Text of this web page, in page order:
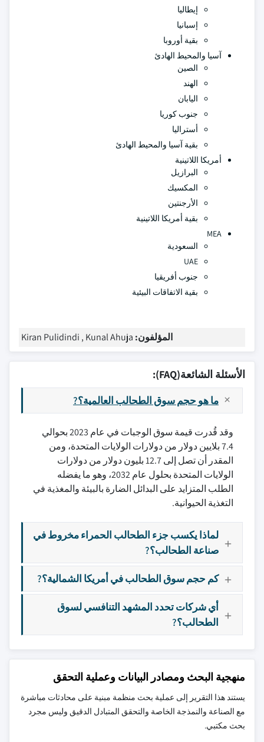
إيطاليا
إسبانيا
بقية أوروبا
آسيا والمحيط الهادئ
الصين
الهند
اليابان
جنوب كوريا
أستراليا
بقية آسيا والمحيط الهادئ
أمريكا اللاتينية
البرازيل
المكسيك
الأرجنتين
بقية أمريكا اللاتينية
MEA
السعودية
UAE
جنوب أفريقيا
بقية الاتفاقات البيئية
المؤلفون: Kiran Pulidindi , Kunal Ahuja
الأسئلة الشائعة(FAQ):
ما هو حجم سوق الطحالب العالمية؟?
وقد قُدرت قيمة سوق الوجبات في عام 2023 بحوالي
7.4 بلايين دولار من دولارات الولايات المتحدة، ومن
المقدر أن تصل إلى 12.7 بليون دولار من دولارات
الولايات المتحدة بحلول عام 2032، وهو ما يفضله
الطلب المتزايد على البدائل الضارة بالبيئة والمغذية في
التغذية الحيوانية.
لماذا يكسب جزء الطحالب الحمراء مخروط في
صناعة الطحالب؟?
كم حجم سوق الطحالب في أمريكا الشمالية؟?
أي شركات تحدد المشهد التنافسي لسوق
الطحالب؟?
منهجية البحث ومصادر البيانات وعملية التحقق
يستند هذا التقرير إلى عملية بحث منظمة مبنية على محادثات مباشرة
مع الصناعة والنمذجة الخاصة والتحقق المتبادل الدقيق وليس مجرد
بحث مكتبي.